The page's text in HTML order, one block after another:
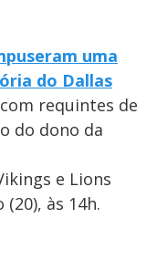
uma
do Dallas
requintes de
do dono da
e Lions
às 14h.